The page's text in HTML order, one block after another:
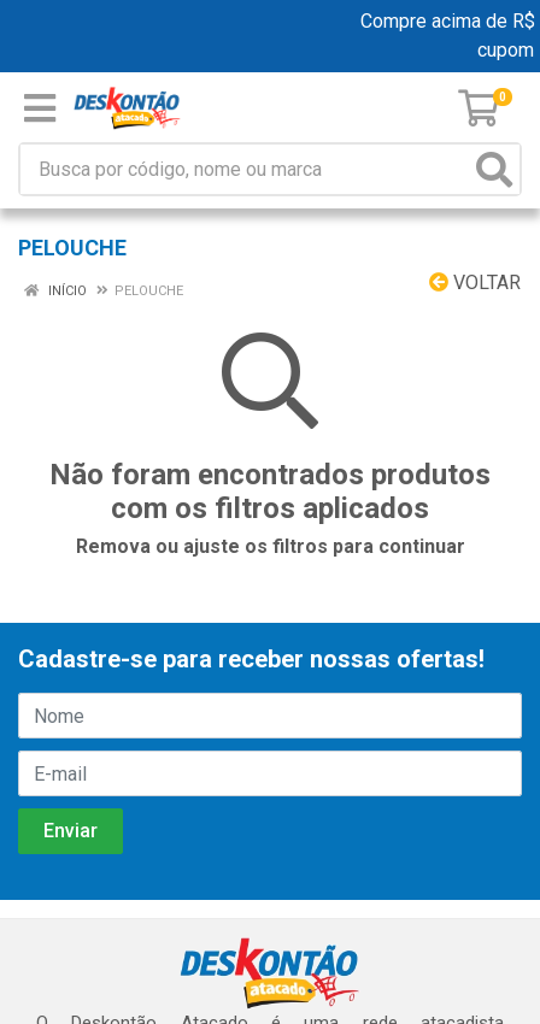
Compre acima de
cupom
0
PELOUCHE
VOLTAR
INÍCIO PELOUCHE
Não foram encontrados produtos
com os filtros aplicados
Remova ou ajuste os filtros para continuar
Cadastre-se para receber nossas ofertas!